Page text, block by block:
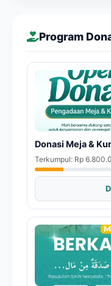
Program
Donasi Meja &
Terkumpul: Rp